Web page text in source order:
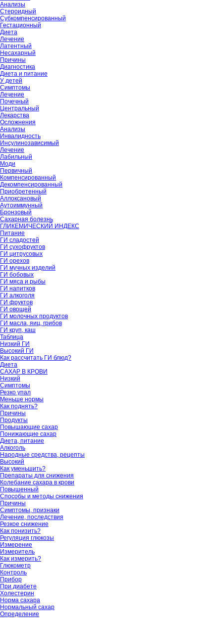
Анализы
Стероидный
Субкомпенсированный
Гестационный
Диета
Лечение
Латентный
Несахарный
Причины
Диагностика
Диета и питание
У детей
Симптомы
Лечение
Почечный
Центральный
Лекарства
Осложнения
Анализы
Инвалидность
Инсулинозависимый
Лечение
Лабильный
Моди
Первичный
Компенсированный
Декомпенсированный
Приобретенный
Аллоксановый
Аутоиммунный
Бронзовый
Сахарная болезнь
ГЛИКЕМИЧЕСКИЙ ИНДЕКС
Питание
ГИ сладостей
ГИ сухофруктов
ГИ цитрусовых
ГИ орехов
ГИ мучных изделий
ГИ бобовых
ГИ мяса и рыбы
ГИ напитков
ГИ алкоголя
ГИ фруктов
ГИ овощей
ГИ молочных продуктов
ГИ масла, яиц, грибов
ГИ круп, каш
Таблица
Низкий ГИ
Высокий ГИ
Как рассчитать ГИ блюд?
Диета
САХАР В КРОВИ
Низкий
Симптомы
Резко упал
Меньше нормы
Как поднять?
Причины
Продукты
Повышающие сахар
Понижающие сахар
Диета, питание
Алкоголь
Народные средства, рецепты
Высокий
Как уменьшить?
Препараты для снижения
Колебание сахара в крови
Повышенный
Способы и методы снижения
Причины
Симптомы, признаки
Лечение, последствия
Резкое снижение
Как понизить?
Регуляция глюкозы
Измерение
Измеритель
Как измерить?
Глюкометр
Контроль
Прибор
При диабете
Холестерин
Норма сахара
Нормальный сахар
Определение